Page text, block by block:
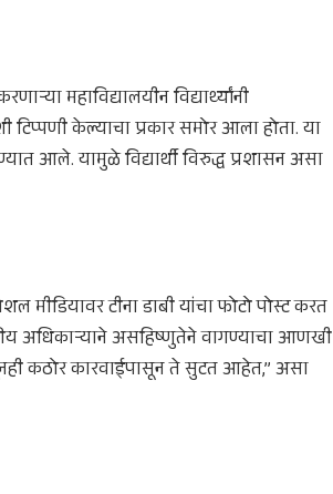
महाविद्यालयीन विद्यार्थ्यांनी
टिप्पणी केल्याचा प्रकार समोर आला होता. या
आले. यामुळे विद्यार्थी विरुद्ध प्रशासन असा
मीडियावर टीना डाबी यांचा फोटो पोस्ट करत
अधिकाऱ्याने असहिष्णुतेने वागण्याचा आणखी
कठोर कारवाईपासून ते सुटत आहेत,” असा